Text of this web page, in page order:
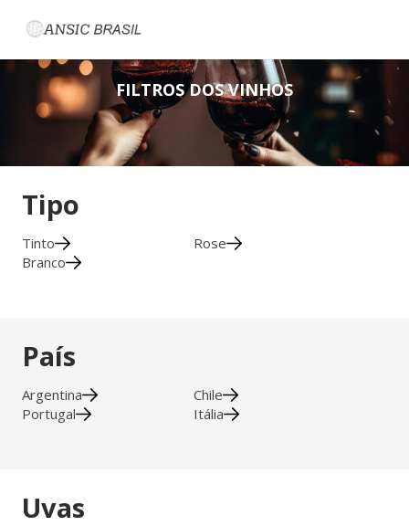
FILTROS DOS VINHOS
Tipo
Tinto
Rose
Branco
País
Argentina
Chile
Portugal
Itália
Uvas